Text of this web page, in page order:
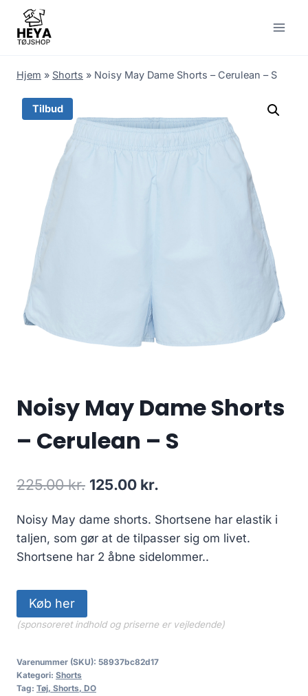
content
Hjem » Shorts » Noisy May Dame Shorts – Cerulean – S
Tilbud
Noisy May Dame Shorts
– Cerulean – S
225.00kr. Original
was:
225.00 kr..
125.00 kr.
is:
125.00 kr..
Noisy May dame shorts. Shortsene har elastik i
taljen, som gør at de tilpasser sig om livet.
Shortsene har 2 åbne sidelommer..
Køb her
(sponsoreret indhold og priserne er vejledende)
Varenummer (SKU): 58937bc82d17
Kategori: Shorts
Tag: Tøj, Shorts, DO